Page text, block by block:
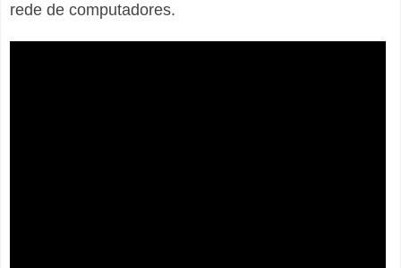
rede de computadores.